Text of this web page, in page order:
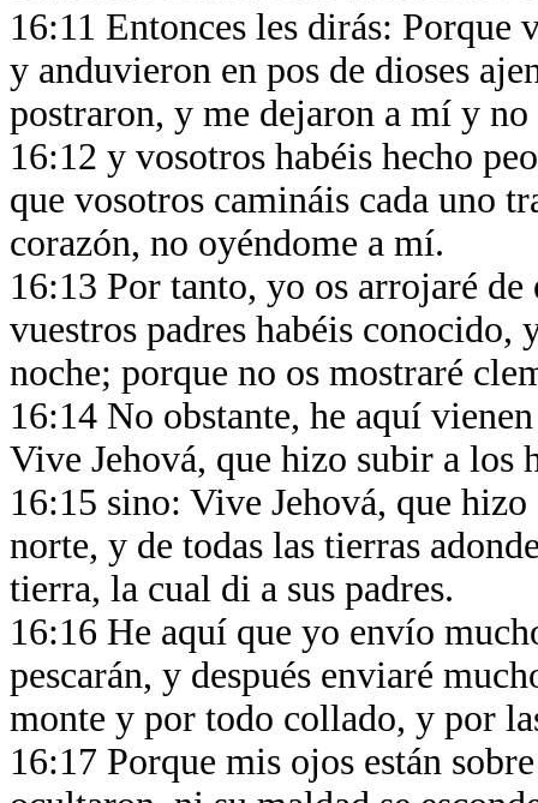
16:11 Entonces les dirás: Porque
y anduvieron en pos de dioses
postraron, y me dejaron a mí y
16:12 y vosotros habéis hecho
que vosotros camináis cada uno
corazón, no oyéndome a mí.
16:13 Por tanto, yo os arrojaré
vuestros padres habéis conocido,
noche; porque no os mostraré
16:14 No obstante, he aquí
Vive Jehová, que hizo subir a los
16:15 sino: Vive Jehová, que
norte, y de todas las tierras
tierra, la cual di a sus padres.
16:16 He aquí que yo envío
pescarán, y después enviaré
monte y por todo collado, y por
16:17 Porque mis ojos están